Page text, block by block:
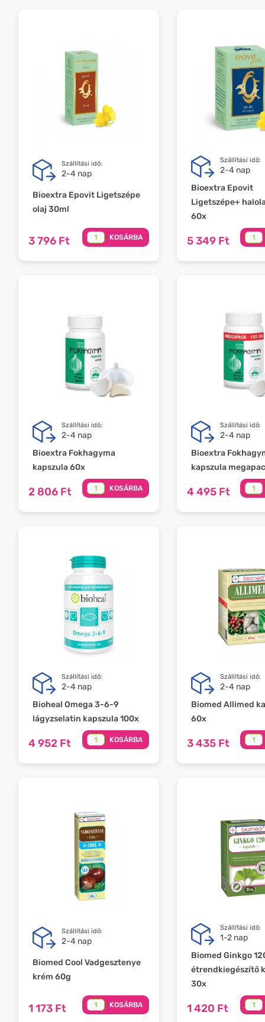
Szállítási idő:
2-4 nap
Bioextra Epovit Ligetszépe
olaj 30ml
3 796 Ft KOSÁRBA
Szállítási idő:
2-4 nap
Bioextra Epovit
Ligetszépe+
60x
5 349 Ft
Szállítási idő:
2-4 nap
Bioextra Fokhagyma
kapszula 60x
2 806 Ft KOSÁRBA
Szállítási idő:
2-4 nap
Bioextra
kapszula
4 495 Ft
Szállítási idő:
2-4 nap
Bioheal Omega 3-6-9
lágyzselatin kapszula 100x
4 952 Ft KOSÁRBA
Szállítási idő:
2-4 nap
Biomed Allimed
60x
3 435 Ft
Szállítási idő:
2-4 nap
Biomed Cool Vadgesztenye
krém 60g
1 173 Ft KOSÁRBA
Szállítási idő:
1-2 nap
Biomed Ginkgo
étrendkiegészítő
30x
1 420 Ft